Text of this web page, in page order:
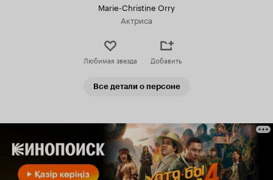
Marie-Christine Orry
Актриса
Любимая звезда Добавить
Все детали о персоне